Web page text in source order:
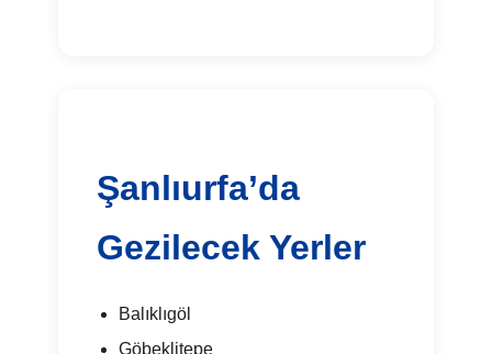
Şanlıurfa’da
Gezilecek Yerler
Balıklıgöl
Göbeklitepe